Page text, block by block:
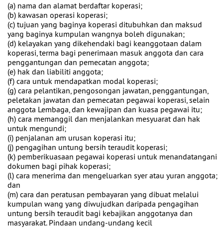
(a) nama dan alamat berdaftar koperasi;
(b) kawasan operasi koperasi;
(c) tujuan yang baginya koperasi ditubuhkan dan maksud
yang baginya kumpulan wangnya boleh digunakan;
(d) kelayakan yang dikehendaki bagi keanggotaan dalam
koperasi, terma bagi penerimaan masuk anggota dan cara
penggantungan dan pemecatan anggota;
(e) hak dan liabiliti anggota;
(f) cara untuk mendapatkan modal koperasi;
(g) cara pelantikan, pengosongan jawatan, penggantungan,
peletakan jawatan dan pemecatan pegawai koperasi, selain
anggota Lembaga, dan kewajipan dan kuasa pegawai itu;
(h) cara memanggil dan menjalankan mesyuarat dan hak
untuk mengundi;
(i) penjalanan am urusan koperasi itu;
(j) pengagihan untung bersih teraudit koperasi;
(k) pemberikuasaan pegawai koperasi untuk menandatangani
dokumen bagi pihak koperasi;
(l) cara menerima dan mengeluarkan syer atau yuran anggota;
dan
(m) cara dan peratusan pembayaran yang dibuat melalui
kumpulan wang yang diwujudkan daripada pengagihan
untung bersih teraudit bagi kebajikan anggotanya dan
masyarakat. Pindaan undang-undang kecil